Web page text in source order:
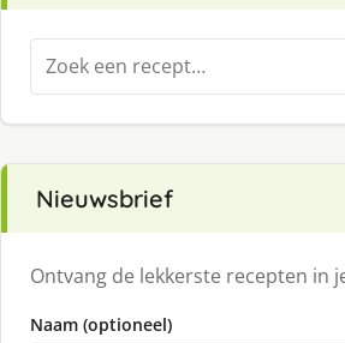
Zoeken
naar:
Nieuwsbrief
Ontvang de lekkerste recepten in
Naam (optioneel)